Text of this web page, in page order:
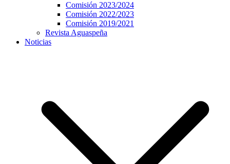
Comisión 2023/2024
Comisión 2022/2023
Comisión 2019/2021
Revista Aguaspeña
Noticias